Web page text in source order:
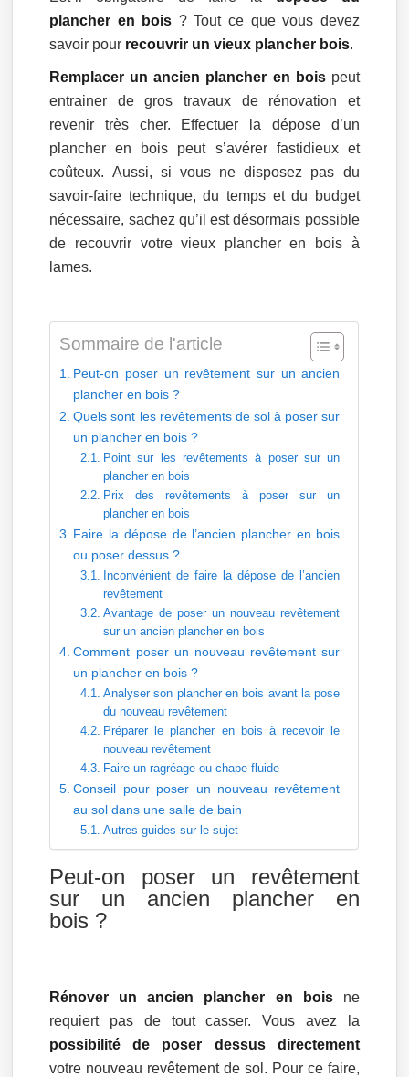
plancher en bois ? Tout ce que vous devez
savoir pour recouvrir un vieux plancher bois.
Remplacer un ancien plancher en boispeut
entrainer de gros travaux de rénovation et
revenir très cher. Effectuer la dépose d’un
plancher en bois peut s’avérer fastidieux et
coûteux. Aussi, si vous ne disposez pas du
savoir-faire technique, du temps et du budget
nécessaire, sachez qu’il est désormais possible
de recouvrir votre vieux plancher en bois à
lames.
Sommaire de l'article
Peut-on poser un revêtement sur un ancien
plancher en bois ?
Quels sont les revêtements de sol à poser sur
un plancher en bois ?
Point sur les revêtements à poser sur un
plancher en bois
Prix des revêtements à poser sur un
plancher en bois
Faire la dépose de l’ancien plancher en bois
ou poser dessus ?
Inconvénient de faire la dépose de l’ancien
revêtement
Avantage de poser un nouveau revêtement
sur un ancien plancher en bois
Comment poser un nouveau revêtement sur
un plancher en bois ?
Analyser son plancher en bois avant la pose
du nouveau revêtement
Préparer le plancher en bois à recevoir le
nouveau revêtement
Faire un ragréage ou chape fluide
Conseil pour poser un nouveau revêtement
au sol dans une salle de bain
Autres guides sur le sujet
Peut-on poser un revêtement
sur un ancien plancher en
bois ?
Rénover un ancien plancher en boisne
requiert pas de tout casser. Vous avez la
possibilité de poser dessus directement
votre nouveau revêtement de sol. Pour ce faire,